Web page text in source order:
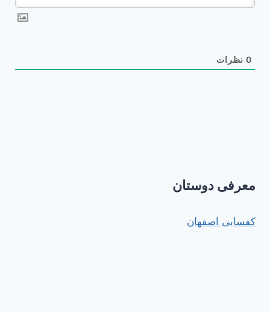
0 نظرات
معرفی دوستان
کفسابی اصفهان